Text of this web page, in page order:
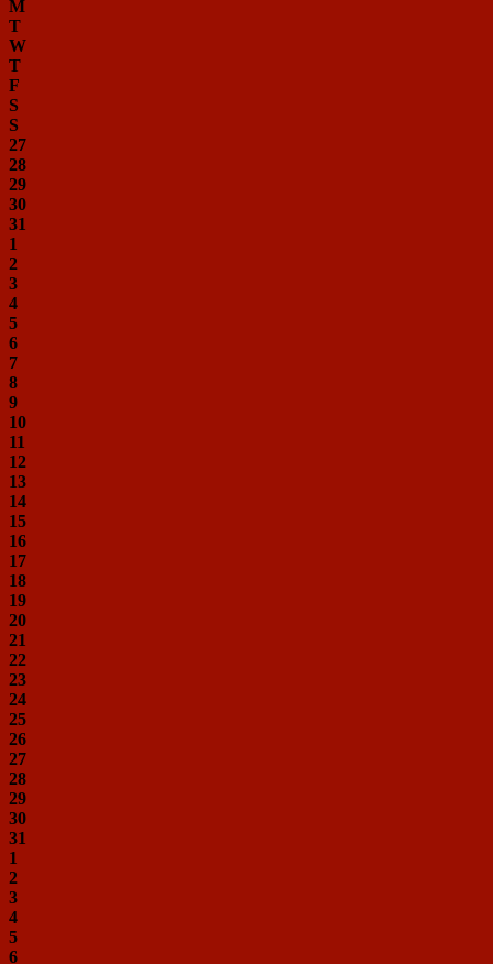
M
T
W
T
F
S
S
27
28
29
30
31
1
2
3
4
5
6
7
8
9
10
11
12
13
14
15
16
17
18
19
20
21
22
23
24
25
26
27
28
29
30
31
1
2
3
4
5
6